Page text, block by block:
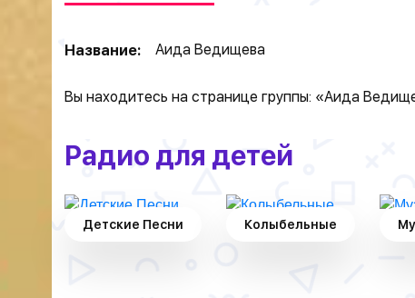
Название: Аида Ведищева
Вы находитесь на странице группы: «Аида
Радио для детей
Детские Песни Колыбельные